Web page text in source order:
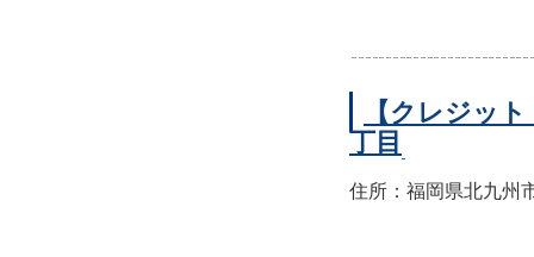
【クレジッ
丁目
住所：福岡県北九州